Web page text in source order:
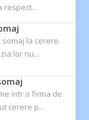
respect...
la cerere
lor nu...
intr o firma de
cerere p...